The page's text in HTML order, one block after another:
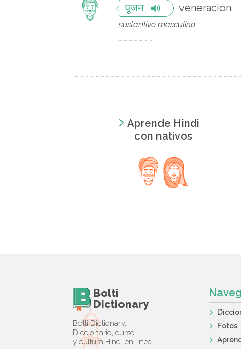
पूजन veneración
sustantivo masculino
Aprende Hindi
con nativos
Bolti
Dictionary
Bolti Dictionary,
Diccionario, curso
y cultura Hindi en línea
Fotos